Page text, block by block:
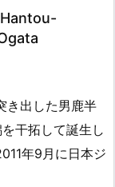
き出した男鹿半
干拓して誕生し
年9月に日本ジ